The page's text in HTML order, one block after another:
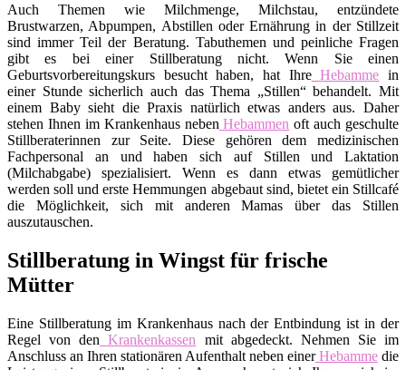
Auch Themen wie Milchmenge, Milchstau, entzündete
Brustwarzen, Abpumpen, Abstillen oder Ernährung in der Stillzeit
sind immer Teil der Beratung. Tabuthemen und peinliche Fragen
gibt es bei einer Stillberatung nicht. Wenn Sie einen
Geburtsvorbereitungskurs besucht haben, hat IhreHebamme in
einer Stunde sicherlich auch das Thema „Stillen“ behandelt. Mit
einem Baby sieht die Praxis natürlich etwas anders aus. Daher
stehen Ihnen im Krankenhaus neben Hebammen oft auch geschulte
Stillberaterinnen zur Seite. Diese gehören dem medizinischen
Fachpersonal an und haben sich auf Stillen und Laktation
(Milchabgabe) spezialisiert. Wenn es dann etwas gemütlicher
werden soll und erste Hemmungen abgebaut sind, bietet ein Stillcafé
die Möglichkeit, sich mit anderen Mamas über das Stillen
auszutauschen.
Stillberatung in Wingst für frische
Mütter
Eine Stillberatung im Krankenhaus nach der Entbindung ist in der
Regel von den Krankenkassen mit abgedeckt. Nehmen Sie im
Anschluss an Ihren stationären Aufenthalt neben einerHebamme die